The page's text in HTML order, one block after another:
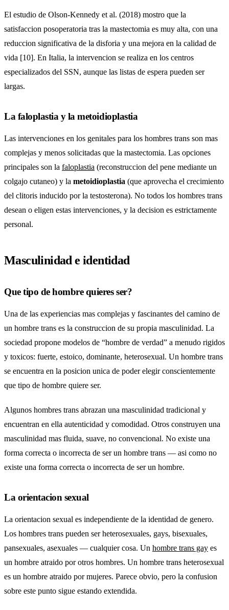
El estudio de Olson-Kennedy et al. (2018) mostro que la
satisfaccion posoperatoria tras la mastectomia es muy alta, con una
reduccion significativa de la disforia y una mejora en la calidad de
vida [10]. En Italia, la intervencion se realiza en los centros
especializados del SSN, aunque las listas de espera pueden ser
largas.
La faloplastia y la metoidioplastia
Las intervenciones en los genitales para los hombres trans son mas
complejas y menos solicitadas que la mastectomia. Las opciones
principales son la faloplastia (reconstruccion del pene mediante un
colgajo cutaneo) y la metoidioplastia (que aprovecha el crecimiento
del clitoris inducido por la testosterona). No todos los hombres trans
desean o eligen estas intervenciones, y la decision es estrictamente
personal.
Masculinidad e identidad
Que tipo de hombre quieres ser?
Una de las experiencias mas complejas y fascinantes del camino de
un hombre trans es la construccion de su propia masculinidad. La
sociedad propone modelos de “hombre de verdad” a menudo rigidos
y toxicos: fuerte, estoico, dominante, heterosexual. Un hombre trans
se encuentra en la posicion unica de poder elegir conscientemente
que tipo de hombre quiere ser.
Algunos hombres trans abrazan una masculinidad tradicional y
encuentran en ella autenticidad y comodidad. Otros construyen una
masculinidad mas fluida, suave, no convencional. No existe una
forma correcta o incorrecta de ser un hombre trans — asi como no
existe una forma correcta o incorrecta de ser un hombre.
La orientacion sexual
La orientacion sexual es independiente de la identidad de genero.
Los hombres trans pueden ser heterosexuales, gays, bisexuales,
pansexuales, asexuales — cualquier cosa. Un hombre trans gay es
un hombre atraido por otros hombres. Un hombre trans heterosexual
es un hombre atraido por mujeres. Parece obvio, pero la confusion
sobre este punto sigue estando extendida.